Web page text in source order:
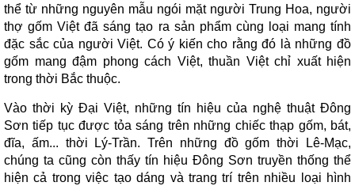
thể từ những nguyên mẫu ngói mặt người Trung Hoa, người
thợ gốm Việt đã sáng tạo ra sản phẩm cùng loại mang tính
đặc sắc của người Việt. Có ý kiến cho rằng đó là những đồ
gốm mang đậm phong cách Việt, thuần Việt chỉ xuất hiện
trong thời Bắc thuộc.
Vào thời kỳ Đại Việt, những tín hiệu của nghệ thuật Đông
Sơn tiếp tục được tỏa sáng trên những chiếc thạp gốm, bát,
đĩa, ấm... thời Lý-Trần. Trên những đồ gốm thời Lê-Mạc,
chúng ta cũng còn thấy tín hiệu Đông Sơn truyền thống thể
hiện cả trong việc tạo dáng và trang trí trên nhiều loại hình